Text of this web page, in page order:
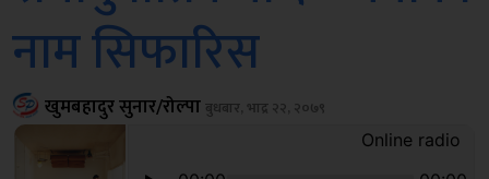
नाम सिफारिस
खुमबहादुर सुनार/रोल्पाबुधबार, भाद्र २२, २०७९